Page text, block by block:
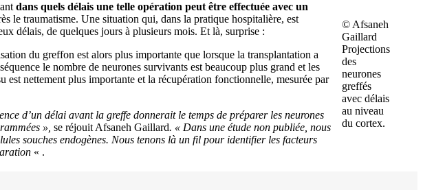
© Afsaneh
Gaillard
Projections
des
neurones
greffés
avec délais
au niveau
du cortex.
dans quels délais une telle opération peut être effectuée avec un
le traumatisme. Une situation qui, dans la pratique hospitalière, est
délais, de quelques jours à plusieurs mois. Et là, surprise :
du greffon est alors plus importante que lorsque la transplantation a
le nombre de neurones survivants est beaucoup plus grand et les
est nettement plus importante et la récupération fonctionnelle, mesurée par
d’un délai avant la greffe donnerait le temps de préparer les neurones
», se réjouit Afsaneh Gaillard. « Dans une étude non publiée, nous
souches endogènes. Nous tenons là un fil pour identifier les facteurs
« .